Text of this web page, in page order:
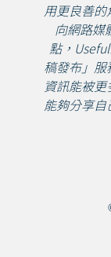
用更良善
向網路媒
點，
稿發布」
資訊能被
能夠分享